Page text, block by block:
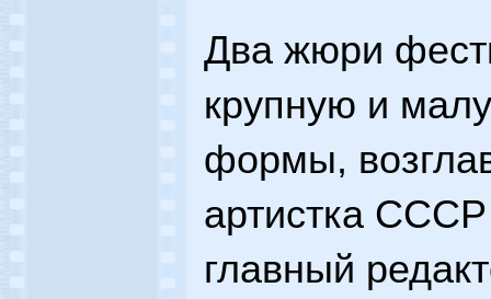
Два жюри
крупную и
формы,
артистка
главный